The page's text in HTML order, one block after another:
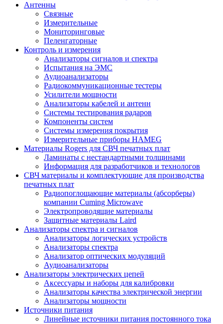
Антенны
Связные
Измерительные
Мониторинговые
Пеленгаторные
Контроль и измерения
Анализаторы сигналов и спектра
Испытания на ЭМС
Аудиоанализаторы
Радиокоммуникационные тестеры
Усилители мощности
Анализаторы кабелей и антенн
Системы тестирования радаров
Компоненты систем
Системы измерения покрытия
Измерительные приборы HAMEG
Материалы Rogers для СВЧ печатных плат
Ламинаты с нестандартными толщинами
Информация для разработчиков и технологов
СВЧ материалы и комплектующие для производства
печатных плат
Радиопоглощающие материалы (абсорберы)
компании Cuming Microwave
Электропроводящие материалы
Защитные материалы Laird
Анализаторы спектра и сигналов
Анализаторы логических устройств
Анализаторы спектра
Анализатор оптических модуляций
Аудиоанализаторы
Анализаторы электрических цепей
Аксессуары и наборы для калибровки
Анализаторы качества электрической энергии
Анализаторы мощности
Источники питания
Линейные источники питания постоянного тока